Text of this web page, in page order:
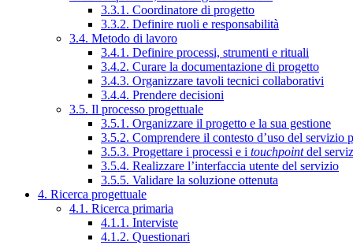
3.3.1. Coordinatore di progetto
3.3.2. Definire ruoli e responsabilità
3.4. Metodo di lavoro
3.4.1. Definire processi, strumenti e rituali
3.4.2. Curare la documentazione di progetto
3.4.3. Organizzare tavoli tecnici collaborativi
3.4.4. Prendere decisioni
3.5. Il processo progettuale
3.5.1. Organizzare il progetto e la sua gestione
3.5.2. Comprendere il contesto d’uso del servizio
3.5.3. Progettare i processi e i touchpointdel
3.5.4. Realizzare l’interfaccia utente del servizio
3.5.5. Validare la soluzione ottenuta
4. Ricerca progettuale
4.1. Ricerca primaria
4.1.1. Interviste
4.1.2. Questionari